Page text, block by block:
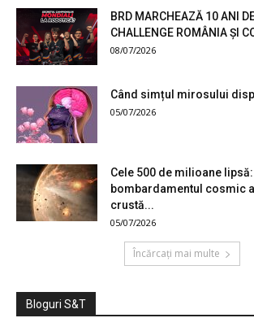
BRD MARCHEAZĂ 10 ANI
CHALLENGE ROMÂNIA ȘI
08/07/2026
Când simțul mirosului
05/07/2026
Cele 500 de milioane lipsă:
bombardamentul cosmic
crustă...
05/07/2026
Încărcați mai multe
Bloguri S&T